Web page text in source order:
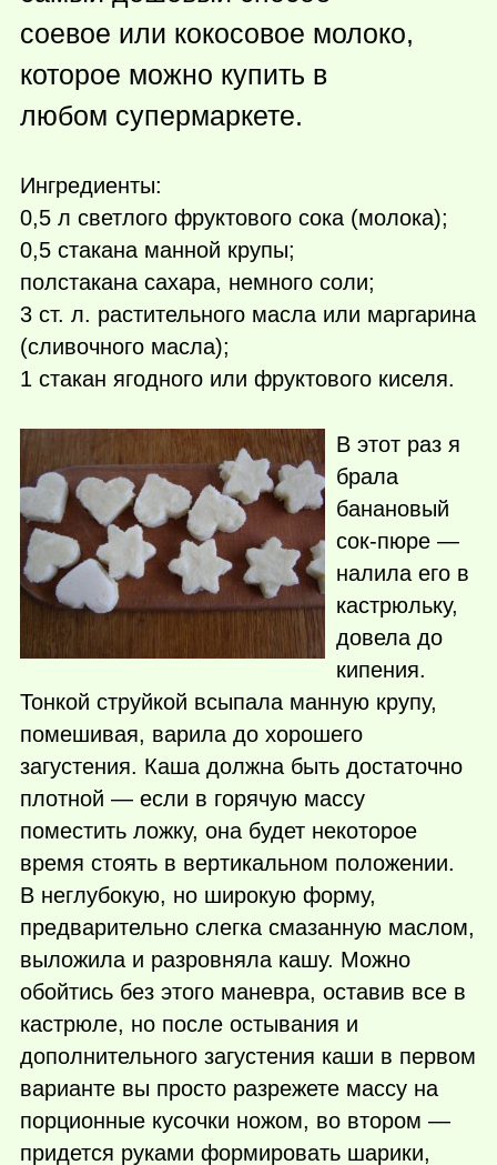
соевое или кокосовое молоко,
которое можно купить в
любом супермаркете.
Ингредиенты:
0,5 л светлого фруктового сока (молока);
0,5 стакана манной крупы;
полстакана сахара, немного соли;
3 ст. л. растительного масла или маргарина
(сливочного масла);
1 стакан ягодного или фруктового киселя.
В этот раз я
брала
банановый
сок-пюре —
налила его в
кастрюльку,
довела до
кипения.
Тонкой струйкой всыпала манную крупу,
помешивая, варила до хорошего
загустения. Каша должна быть достаточно
плотной — если в горячую массу
поместить ложку, она будет некоторое
время стоять в вертикальном положении.
В неглубокую, но широкую форму,
предварительно слегка смазанную маслом,
выложила и разровняла кашу. Можно
обойтись без этого маневра, оставив все в
кастрюле, но после остывания и
дополнительного загустения каши в первом
варианте вы просто разрежете массу на
порционные кусочки ножом, во втором —
придется руками формировать шарики,